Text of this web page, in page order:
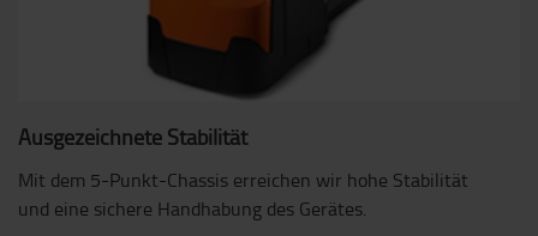
Ausgezeichnete Stabilität
Mit dem 5-Punkt-Chassis erreichen wir hohe Stabilität
und eine sichere Handhabung des Gerätes.